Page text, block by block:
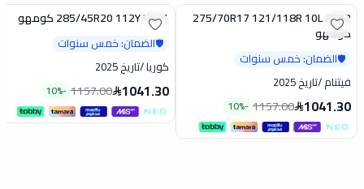
تخفيض
275/70R17 121/118R 10L AT52
كومهو
🛡️الضمان: خمس سنوات
فيتنام/تاريخ 2025
1041.30
1157.00
-
10%
تخفيض 285/45R20 112Y PS71 كومهو
🛡️الضمان: خمس سنوات
كوريا/تاريخ 2025
1041.30
1157.00
-
10%